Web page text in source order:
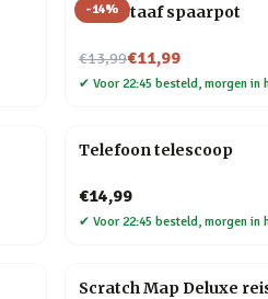
-14%
Goudstaaf spaarpot
€13,99
Nu voor€11,99
✔ Voor 22:45 besteld, morgen in
Telefoon telescoop
€14,99
✔ Voor 22:45 besteld, morgen in
Scratch Map Deluxe